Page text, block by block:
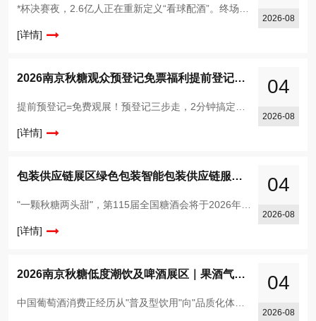
2026-08
[详情]
04
2026-08
2026南京秋糖观众预登记免票福利提前登记锁定3500+展商对接资源
[详情]
04
2026-08
包装供应链展区绿色包装智能包装供应链服务全链条覆盖，2026南京秋糖包装产业升级风向标
[详情]
04
2026-08
2026南京秋糖低度潮饮及啤酒展区｜果酒气泡酒低度鸡尾酒等新式潮饮品牌招商